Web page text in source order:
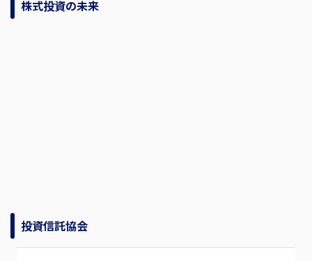
株式投資の未来
投資信託協会